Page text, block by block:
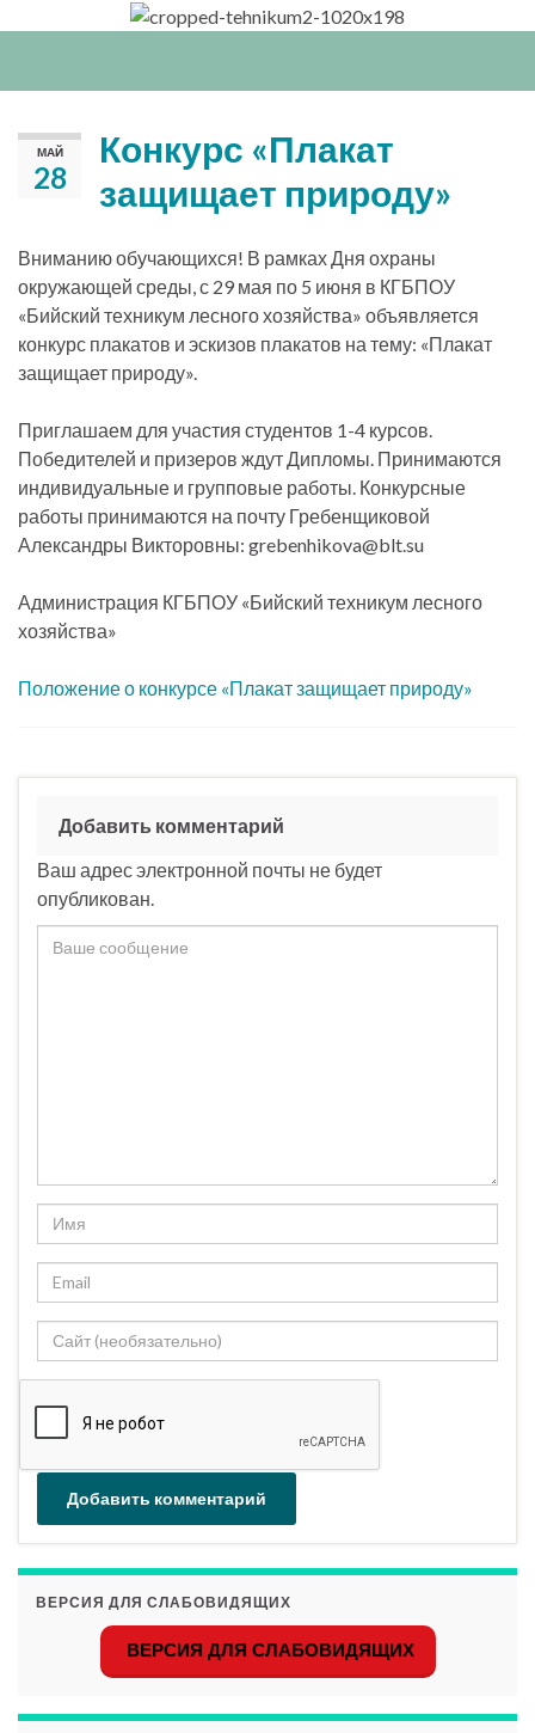
выкл
МАЙ
28
Конкурс «Плакат
защищает природу»
Вниманию обучающихся! В рамках Дня охраны
окружающей среды, с 29 мая по 5 июня в КГБПОУ
«Бийский техникум лесного хозяйства» объявляется
конкурс плакатов и эскизов плакатов на тему: «Плакат
защищает природу».
Приглашаем для участия студентов 1-4 курсов.
Победителей и призеров ждут Дипломы. Принимаются
индивидуальные и групповые работы. Конкурсные
работы принимаются на почту Гребенщиковой
Александры Викторовны: grebenhikova@blt.su
Администрация КГБПОУ «Бийский техникум лесного
хозяйства»
Положение о конкурсе «Плакат защищает природу»
Добавить комментарий
Ваш адрес электронной почты не будет
опубликован.
ВЕРСИЯ ДЛЯ СЛАБОВИДЯЩИХ
ВЕРСИЯ ДЛЯ СЛАБОВИДЯЩИХ